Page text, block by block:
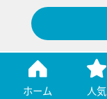
ホーム 人気